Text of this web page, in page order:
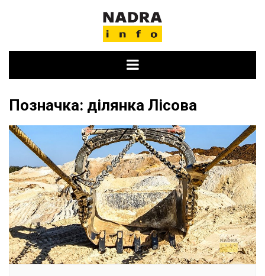
Позначка: ділянка Лісова